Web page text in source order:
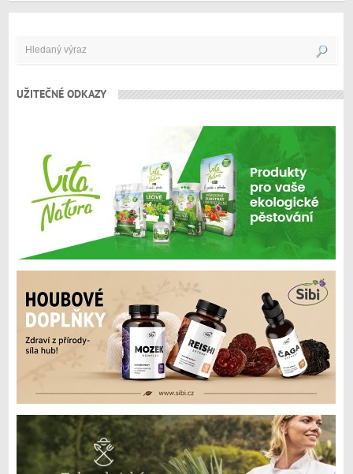
UŽITEČNÉ ODKAZY